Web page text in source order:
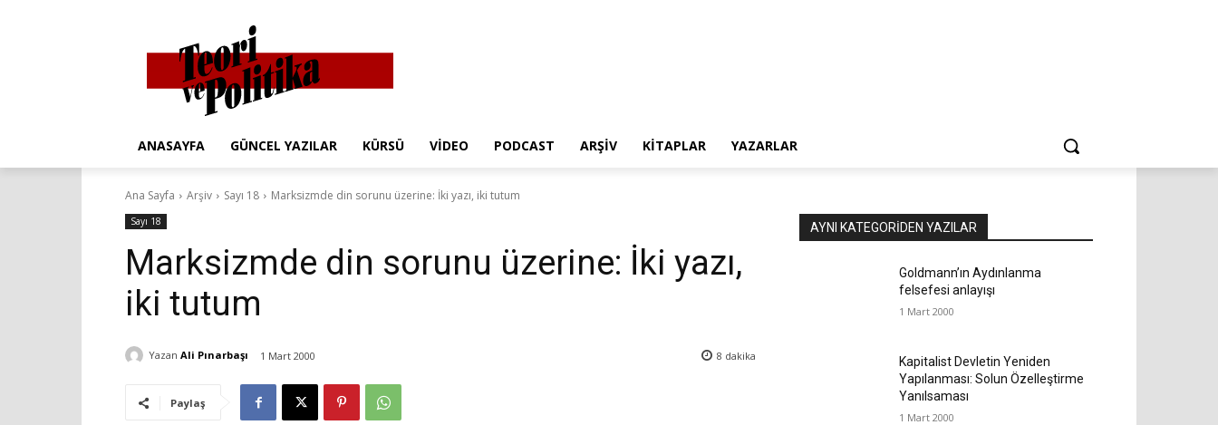
ANASAYFA GÜNCEL YAZILAR KÜRSÜ VIDEO PODCAST ARŞIV KITAPLAR YAZARLAR
Ana Sayfa Arşiv Sayı 18 Marksizmde din sorunu üzerine: İki yazı, iki tutum
Sayı 18
Marksizmde din sorunu üzerine: İki yazı,
iki tutum
Yazan Ali Pınarbaşı 1 Mart 2000 8 dakika
Paylaş
AYNI KATEGORIDEN YAZILAR
Goldmann’ın Aydınlanma
felsefesi anlayışı
1 Mart 2000
Kapitalist Devletin Yeniden
Yapılanması: Solun Özelleştirme
Yanılsaması
1 Mart 2000